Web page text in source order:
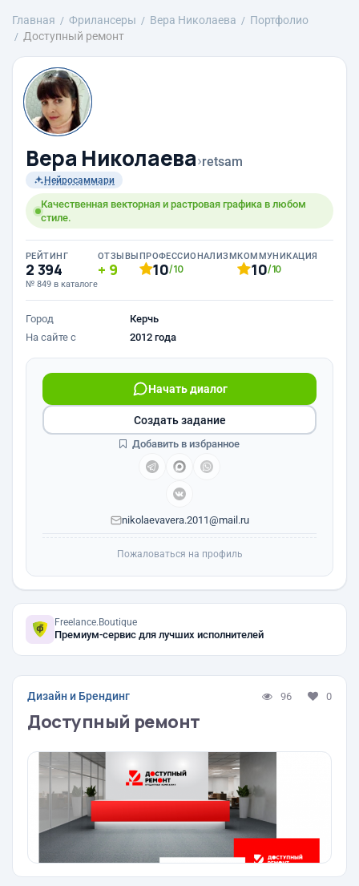
Главная Фрилансеры Вера Николаева
Портфолио
Доступный ремонт
Вера Николаева›retsam
Нейросаммари
Качественная векторная и растровая графика в любом
стиле.
РЕЙТИНГ
2 394
№ 849 в каталоге
ОТЗЫВЫ
9
ПРОФЕССИОНАЛИЗМ
10/10
КОММУНИКАЦИЯ
10/10
Город
Керчь
На сайте с
2012 года
Начать диалог
nikolaevavera.2011@mail.ru
Создать задание
Добавить в избранное
Пожаловаться на профиль
Freelance.Boutique
Премиум-сервис для лучших исполнителей
Дизайн и Брендинг 96 0
Доступный ремонт